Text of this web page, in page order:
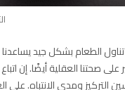
الطعام بشكل جيد يساعدنا
على صحتنا العقلية أيضًا.
التركيز ومدى الانتباه.